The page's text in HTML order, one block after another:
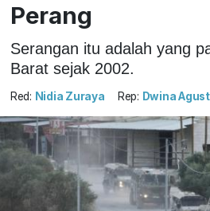
Perang
Serangan itu adalah yang
Barat sejak 2002.
Red: Nidia Zuraya Rep: Dwina